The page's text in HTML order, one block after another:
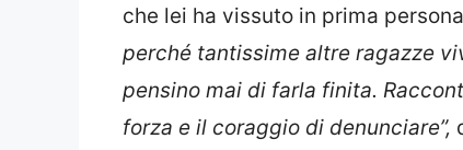
che lei ha vissuto in prima
perché tantissime altre ragazze
pensino mai di farla finita.
forza e il coraggio di denunciare”,